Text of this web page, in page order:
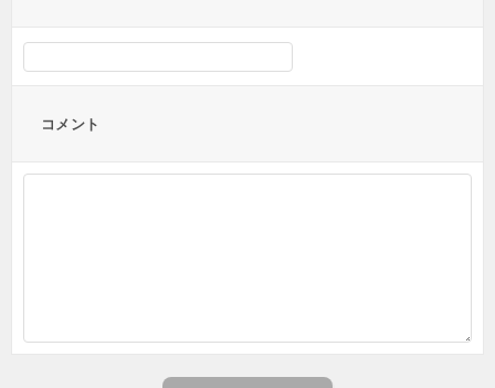
コメント